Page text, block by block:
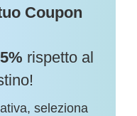
Coupon
rispetto al
seleziona